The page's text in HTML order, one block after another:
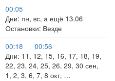
00:05
Дни: пн, вс, а ещё 13.06
Остановки: Везде
00:18
00:56
Дни: 11, 12, 15, 16, 17, 18, 19,
22, 23, 24, 25, 26, 29, 30 сен,
1, 2, 3, 6, 7, 8 окт, …